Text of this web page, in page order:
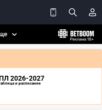
2026-2027
и расписание